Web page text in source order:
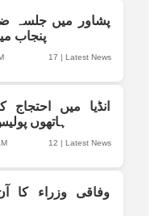
پشاور میں جلسہ
پنجاب
17 | Latest News
انڈیا میں احتجاج
ہاتھوں
12 | Latest News
وفاقی وزراء کا